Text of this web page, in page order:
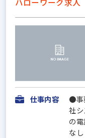
仕事内容
●事
社
の
なし